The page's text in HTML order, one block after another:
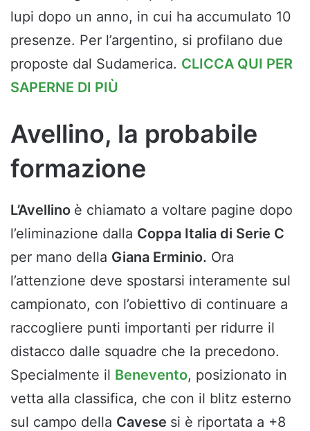
lupi dopo un anno, in cui ha accumulato 10
presenze. Per l’argentino, si profilano due
proposte dal Sudamerica. CLICCA QUI PER
SAPERNE DI PIÙ
Avellino, la probabile
formazione
L’Avellino è chiamato a voltare pagine dopo
l’eliminazione dalla Coppa Italia di Serie C
per mano della Giana Erminio. Ora
l’attenzione deve spostarsi interamente sul
campionato, con l’obiettivo di continuare a
raccogliere punti importanti per ridurre il
distacco dalle squadre che la precedono.
Specialmente il Benevento, posizionato in
vetta alla classifica, che con il blitz esterno
sul campo della Cavese si è riportata a +8